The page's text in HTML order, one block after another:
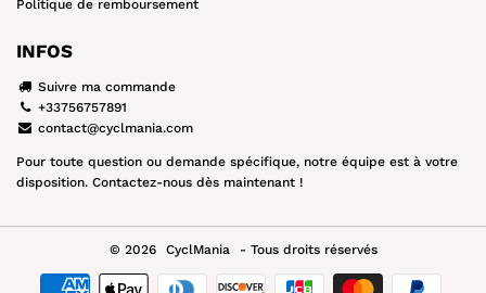
Politique de remboursement
INFOS
Suivre ma commande
+33756757891
contact@cyclmania.com
Pour toute question ou demande spécifique, notre équipe est à votre
disposition. Contactez-nous dès maintenant !
© 2026 CyclMania - Tous droits réservés